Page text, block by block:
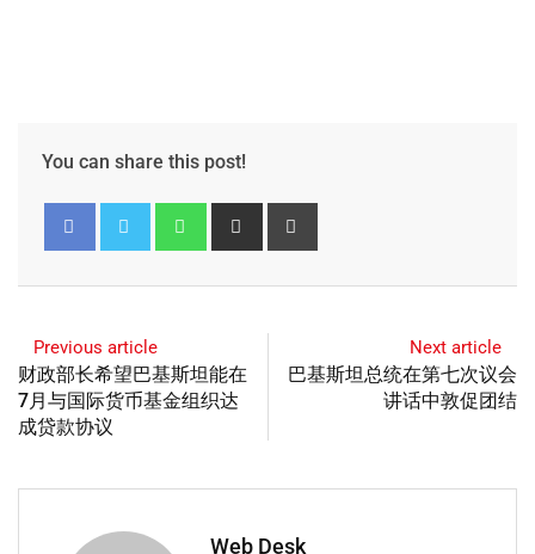
You can share this post!
Previous article
财政部长希望巴基斯坦能在
7月与国际货币基金组织达
成贷款协议
Next article
巴基斯坦总统在第七次议会
讲话中敦促团结
Web Desk